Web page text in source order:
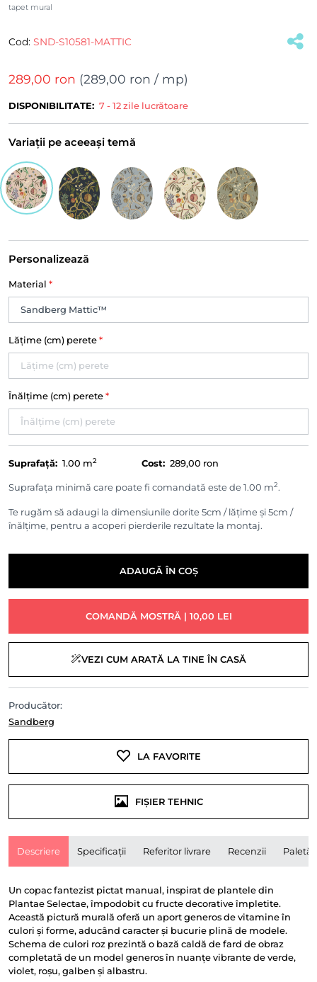
tapet mural
Cod: SND-S10581-MATTIC
289,00 ron (289,00 ron / mp)
DISPONIBILITATE: 7 - 12 zile lucrătoare
Variații pe aceeași temă
Personalizează
Material *
Lățime (cm) perete *
Înălțime (cm) perete *
Suprafață: 1.00 m2 Cost: 289,00 ron
Suprafața minimă care poate fi comandată este de 1.00 m2.
Te rugăm să adaugi la dimensiunile dorite 5cm / lățime și 5cm /
înălțime, pentru a acoperi pierderile rezultate la montaj.
ADAUGĂ ÎN COȘ
COMANDĂ MOSTRĂ | 10,00 LEI
VEZI CUM ARATĂ LA TINE ÎN CASĂ
Producător:
Sandberg
LA FAVORITE
FIȘIER TEHNIC
Descriere Specificații Referitor livrare Recenzii Paletă
Un copac fantezist pictat manual, inspirat de plantele din
Plantae Selectae, împodobit cu fructe decorative împletite.
Această pictură murală oferă un aport generos de vitamine în
culori și forme, aducând caracter și bucurie plină de modele.
Schema de culori roz prezintă o bază caldă de fard de obraz
completată de un model generos în nuanțe vibrante de verde,
violet, roșu, galben și albastru.